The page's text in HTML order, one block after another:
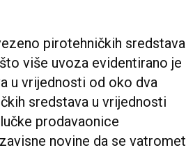
pirotehničkih sredstava
više uvoza evidentirano je
u vrijednosti od oko dva
sredstava u vrijednosti
prodavaonice
novine da se vatromet